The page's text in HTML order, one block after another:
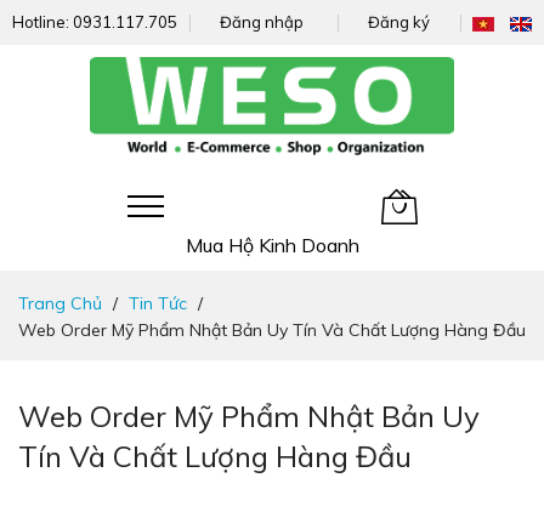
Hotline: 0931.117.705 Đăng nhập Đăng ký
Mua Hộ Kinh Doanh
nhanh
đến
Trang Chủ
Tin Tức
Web Order Mỹ Phẩm Nhật Bản Uy Tín Và Chất Lượng Hàng Đầu
Web Order Mỹ Phẩm Nhật Bản Uy
Tín Và Chất Lượng Hàng Đầu